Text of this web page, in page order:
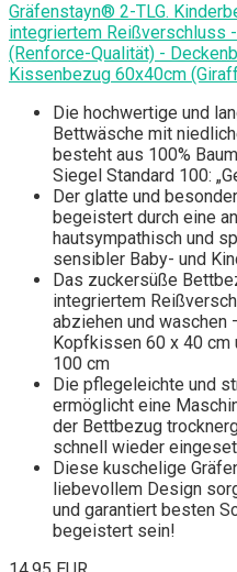
Gräfenstayn® 2-TLG.
integriertem Reißverschluss
(Renforce-Qualität) -
Kissenbezug 60x40cm
Die hochwertige und
Bettwäsche mit
besteht aus 100%
Siegel Standard 100:
Der glatte und
begeistert durch eine
hautsympathisch und
sensibler Baby- und
Das zuckersüße
integriertem
abziehen und waschen
Kopfkissen 60 x 40 cm
100 cm
Die pflegeleichte und
ermöglicht eine
der Bettbezug
schnell wieder
Diese kuschelige
liebevollem Design
und garantiert besten
begeistert sein!